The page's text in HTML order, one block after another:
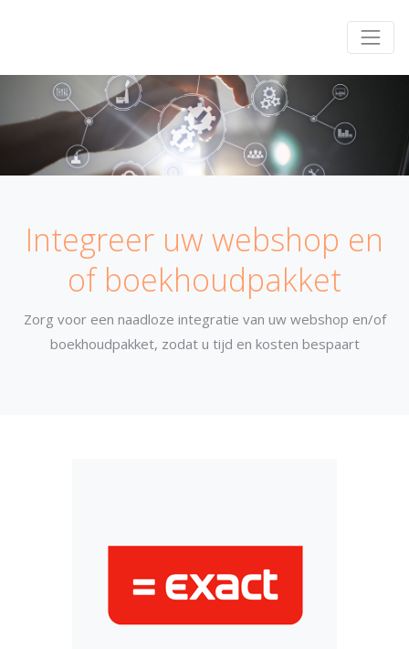
Integreer uw webshop en
of boekhoudpakket
Zorg voor een naadloze integratie van uw webshop en/of
boekhoudpakket, zodat u tijd en kosten bespaart